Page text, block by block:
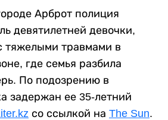
Арброт полиция
девятилетней девочки,
тяжелыми травмами в
где семья разбила
По подозрению в
задержан ее 35-летний
со ссылкой на The Sun.